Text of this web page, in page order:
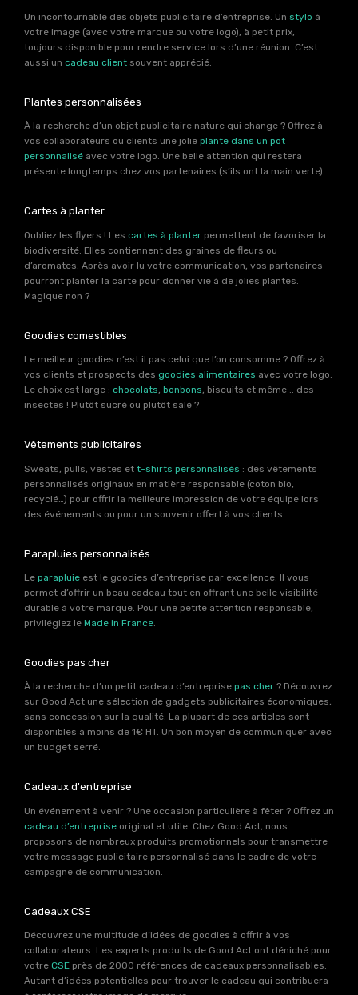
Un incontournable des objets publicitaire d’entreprise. Un stylo à
votre image (avec votre marque ou votre logo), à petit prix,
toujours disponible pour rendre service lors d’une réunion. C’est
aussi un cadeau client souvent apprécié.
Plantes personnalisées
À la recherche d’un objet publicitaire nature qui change ? Offrez à
vos collaborateurs ou clients une jolie plante dans un pot
personnalisé avec votre logo. Une belle attention qui restera
présente longtemps chez vos partenaires (s’ils ont la main verte).
Cartes à planter
Oubliez les flyers ! Les cartes à planter permettent de favoriser la
biodiversité. Elles contiennent des graines de fleurs ou
d’aromates. Après avoir lu votre communication, vos partenaires
pourront planter la carte pour donner vie à de jolies plantes.
Magique non ?
Goodies comestibles
Le meilleur goodies n’est il pas celui que l’on consomme ? Offrez à
vos clients et prospects des goodies alimentaires avec votre logo.
Le choix est large : chocolats, bonbons, biscuits et même .. des
insectes ! Plutôt sucré ou plutôt salé ?
Vêtements publicitaires
Sweats, pulls, vestes et t-shirts personnalisés : des vêtements
personnalisés originaux en matière responsable (coton bio,
recyclé…) pour offrir la meilleure impression de votre équipe lors
des événements ou pour un souvenir offert à vos clients.
Parapluies personnalisés
Le parapluie est le goodies d’entreprise par excellence. Il vous
permet d’offrir un beau cadeau tout en offrant une belle visibilité
durable à votre marque. Pour une petite attention responsable,
privilégiez le Made in France.
Goodies pas cher
À la recherche d’un petit cadeau d’entreprise pas cher ? Découvrez
sur Good Act une sélection de gadgets publicitaires économiques,
sans concession sur la qualité. La plupart de ces articles sont
disponibles à moins de 1€ HT. Un bon moyen de communiquer avec
un budget serré.
Cadeaux d'entreprise
Un événement à venir ? Une occasion particulière à fêter ? Offrez un
cadeau d’entreprise original et utile. Chez Good Act, nous
proposons de nombreux produits promotionnels pour transmettre
votre message publicitaire personnalisé dans le cadre de votre
campagne de communication.
Cadeaux CSE
Découvrez une multitude d’idées de goodies à offrir à vos
collaborateurs. Les experts produits de Good Act ont déniché pour
votre CSE près de 2000 références de cadeaux personnalisables.
Autant d’idées potentielles pour trouver le cadeau qui contribuera